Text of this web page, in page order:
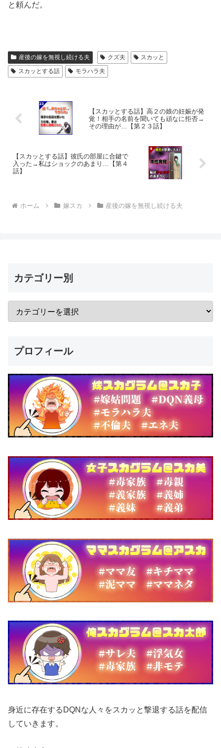
と頼んだ。
産後の嫁を無視し続ける夫 クズ夫
スカッと
スカッとする話
モラハラ夫
【スカッとする話】高２の娘の妊娠が発
覚！相手の名前を聞いても頑なに拒否→
その理由が…【第２３話】
【スカッとする話】彼氏の部屋に合鍵で
入った→私はショックのあまり…【第４
話】
ホーム 嫁スカ 産後の嫁を無視し続ける夫
カテゴリー別
プロフィール
身近に存在するDQNな人々をスカッと撃退する話を配信
していきます。